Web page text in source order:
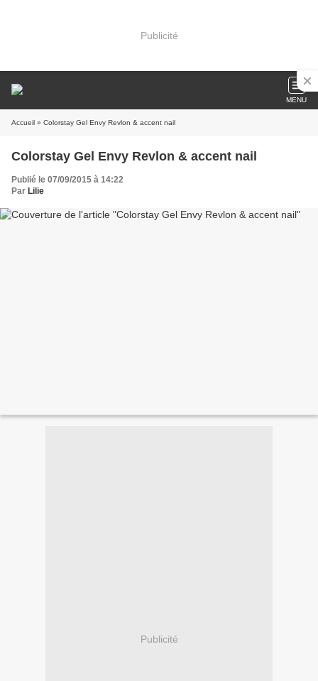
Publicité
MENU
Accueil » Colorstay Gel Envy Revlon & accent nail
Colorstay Gel Envy Revlon & accent nail
Publié le 07/09/2015 à 14:22
Par Lilie
Publicité